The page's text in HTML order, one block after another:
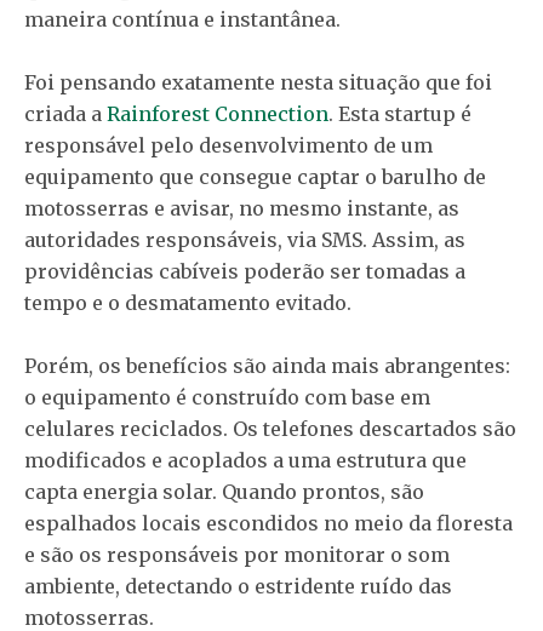
maneira contínua e instantânea.
Foi pensando exatamente nesta situação que foi
criada a Rainforest Connection. Esta startup é
responsável pelo desenvolvimento de um
equipamento que consegue captar o barulho de
motosserras e avisar, no mesmo instante, as
autoridades responsáveis, via SMS. Assim, as
providências cabíveis poderão ser tomadas a
tempo e o desmatamento evitado.
Porém, os benefícios são ainda mais abrangentes:
o equipamento é construído com base em
celulares reciclados. Os telefones descartados são
modificados e acoplados a uma estrutura que
capta energia solar. Quando prontos, são
espalhados locais escondidos no meio da floresta
e são os responsáveis por monitorar o som
ambiente, detectando o estridente ruído das
motosserras.